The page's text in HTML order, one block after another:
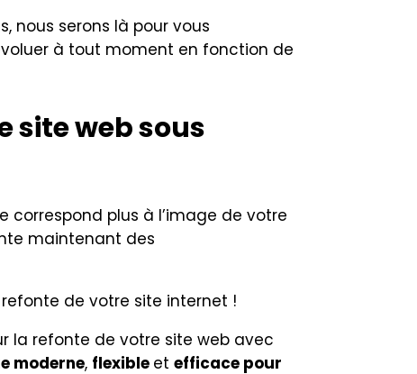
nous serons là pour vous
à tout moment en fonction de
site web sous
plus à l’image de votre
maintenant des
de votre site internet !
la refonte de votre site web avec
moderne, flexible et efficace pour